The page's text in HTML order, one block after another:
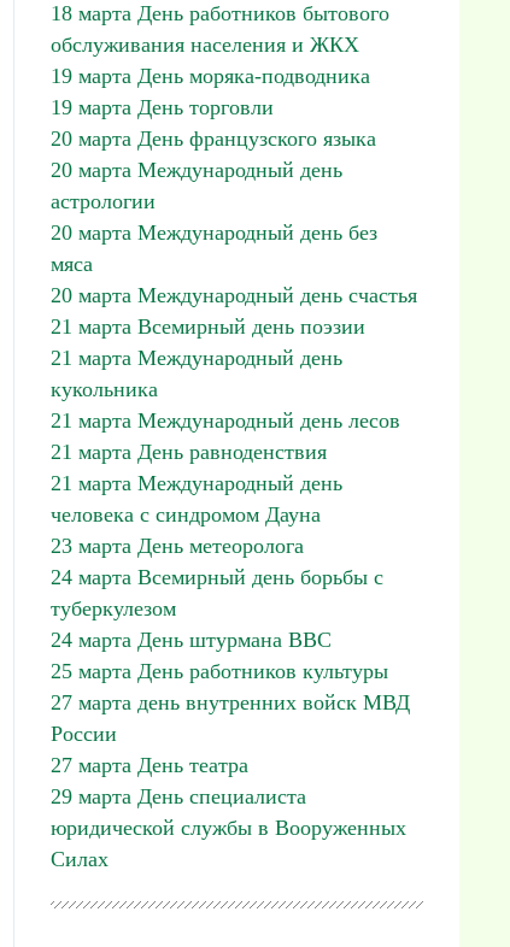
18 марта День работников бытового
обслуживания населения и ЖКХ
19 марта День моряка-подводника
19 марта День торговли
20 марта День французского языка
20 марта Международный день
астрологии
20 марта Международный день без
мяса
20 марта Международный день счастья
21 марта Всемирный день поэзии
21 марта Международный день
кукольника
21 марта Международный день лесов
21 марта День равноденствия
21 марта Международный день
человека с синдромом Дауна
23 марта День метеоролога
24 марта Всемирный день борьбы с
туберкулезом
24 марта День штурмана ВВС
25 марта День работников культуры
27 марта день внутренних войск МВД
России
27 марта День театра
29 марта День специалиста
юридической службы в Вооруженных
Силах